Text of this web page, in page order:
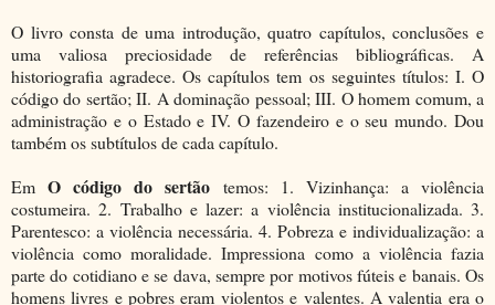
O livro consta de uma introdução, quatro capítulos, conclusões e
uma valiosa preciosidade de referências bibliográficas. A
historiografia agradece. Os capítulos tem os seguintes títulos: I. O
código do sertão; II. A dominação pessoal; III. O homem comum, a
administração e o Estado e IV. O fazendeiro e o seu mundo. Dou
também os subtítulos de cada capítulo.
EmO código do sertão temos: 1. Vizinhança: a violência
costumeira. 2. Trabalho e lazer: a violência institucionalizada. 3.
Parentesco: a violência necessária. 4. Pobreza e individualização: a
violência como moralidade. Impressiona como a violência fazia
parte do cotidiano e se dava, sempre por motivos fúteis e banais. Os
homens livres e pobres eram violentos e valentes. A valentia era o